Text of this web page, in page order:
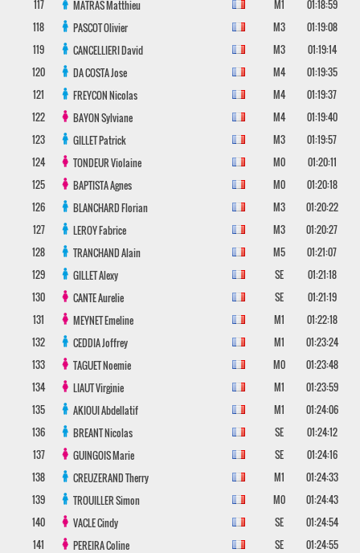
117
MATRASMatthieu M1
01:18:59
118
PASCOTOlivier M3
01:19:08
119
CANCELLIERIDavid M3
01:19:14
120
DA COSTAJose M4
01:19:35
121
FREYCONNicolas M4
01:19:37
122
BAYONSylviane M4
01:19:40
123
GILLETPatrick M3
01:19:57
124
TONDEURViolaine M0
01:20:11
125
BAPTISTAAgnes M0
01:20:18
126
BLANCHARDFlorian M3
01:20:22
127
LEROYFabrice M3
01:20:27
128
TRANCHANDAlain M5
01:21:07
129
GILLETAlexy SE
01:21:18
130
CANTEAurelie SE
01:21:19
131
MEYNETEmeline M1
01:22:18
132
CEDDIAJoffrey M1
01:23:24
133
TAGUETNoemie M0
01:23:48
134
LIAUTVirginie M1
01:23:59
135
AKIOUIAbdellatif M1
01:24:06
136
BREANTNicolas SE
01:24:12
137
GUINGOISMarie SE
01:24:16
138
CREUZERANDTherry M1
01:24:33
139
TROUILLERSimon M0
01:24:43
140
VACLECindy SE
01:24:54
141
PEREIRAColine SE
01:24:55